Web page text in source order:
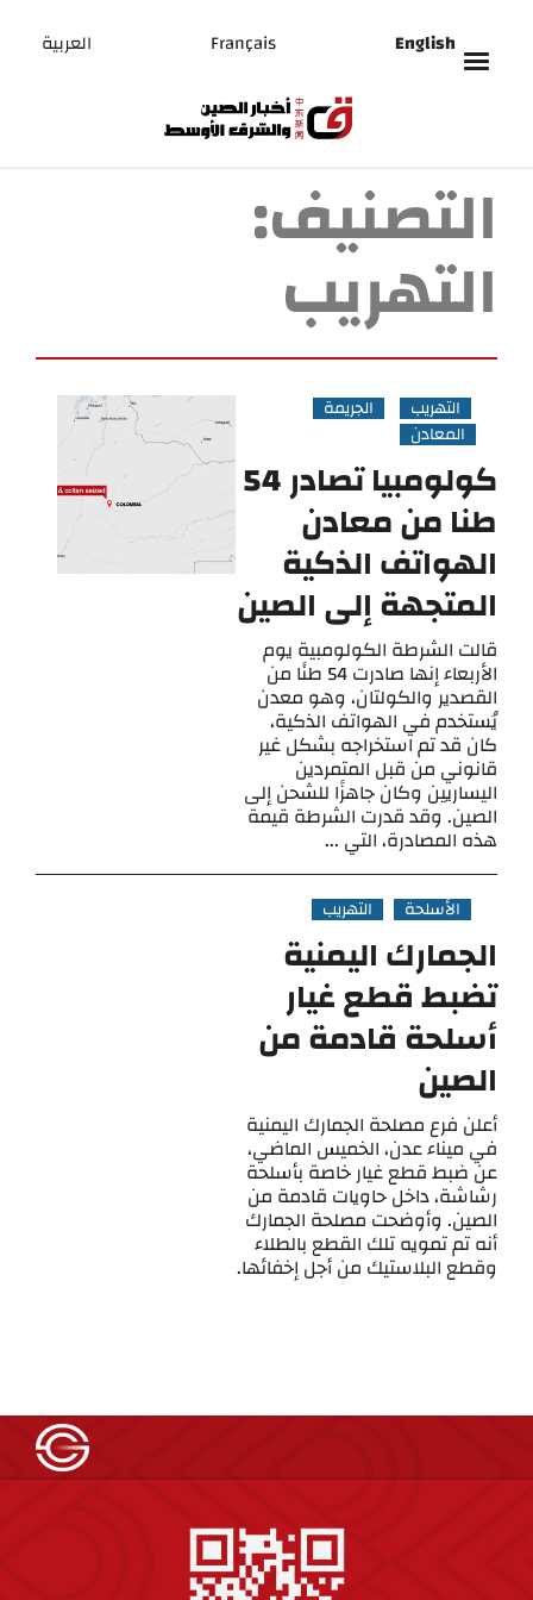
English
Français العربية
التصنيف:
التهريب
التهريب
الجريمة
المعادن
كولومبيا تصادر 54
طنا من معادن
الهواتف الذكية
المتجهة إلى الصين
قالت الشرطة الكولومبية يوم
الأربعاء إنها صادرت 54 طنًا من
القصدير والكولتان، وهو معدن
يُستخدم في الهواتف الذكية،
كان قد تم استخراجه بشكل غير
قانوني من قبل المتمردين
اليساريين وكان جاهزًا للشحن إلى
الصين. وقد قدرت الشرطة قيمة
هذه المصادرة، التي ...
الأسلحة التهريب
الجمارك اليمنية
تضبط قطع غيار
أسلحة قادمة من
الصين
أعلن فرع مصلحة الجمارك اليمنية
في ميناء عدن، الخميس الماضي،
عن ضبط قطع غيار خاصة بأسلحة
رشاشة، داخل حاويات قادمة من
الصين. وأوضحت مصلحة الجمارك
أنه تم تمويه تلك القطع بالطلاء
وقطع البلاستيك من أجل إخفائها.